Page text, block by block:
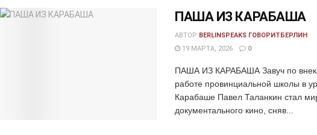
ПАША ИЗ КАРАБАША
АВТОР BERLINSPEAKS ГОВОРИТБЕРЛИН
19 МАРТА, 2026
0
ПАША ИЗ КАРАБАША Завуч по
работе провинциальной школы в
Карабаше Павел Таланкин стал
документального кино, сняв...